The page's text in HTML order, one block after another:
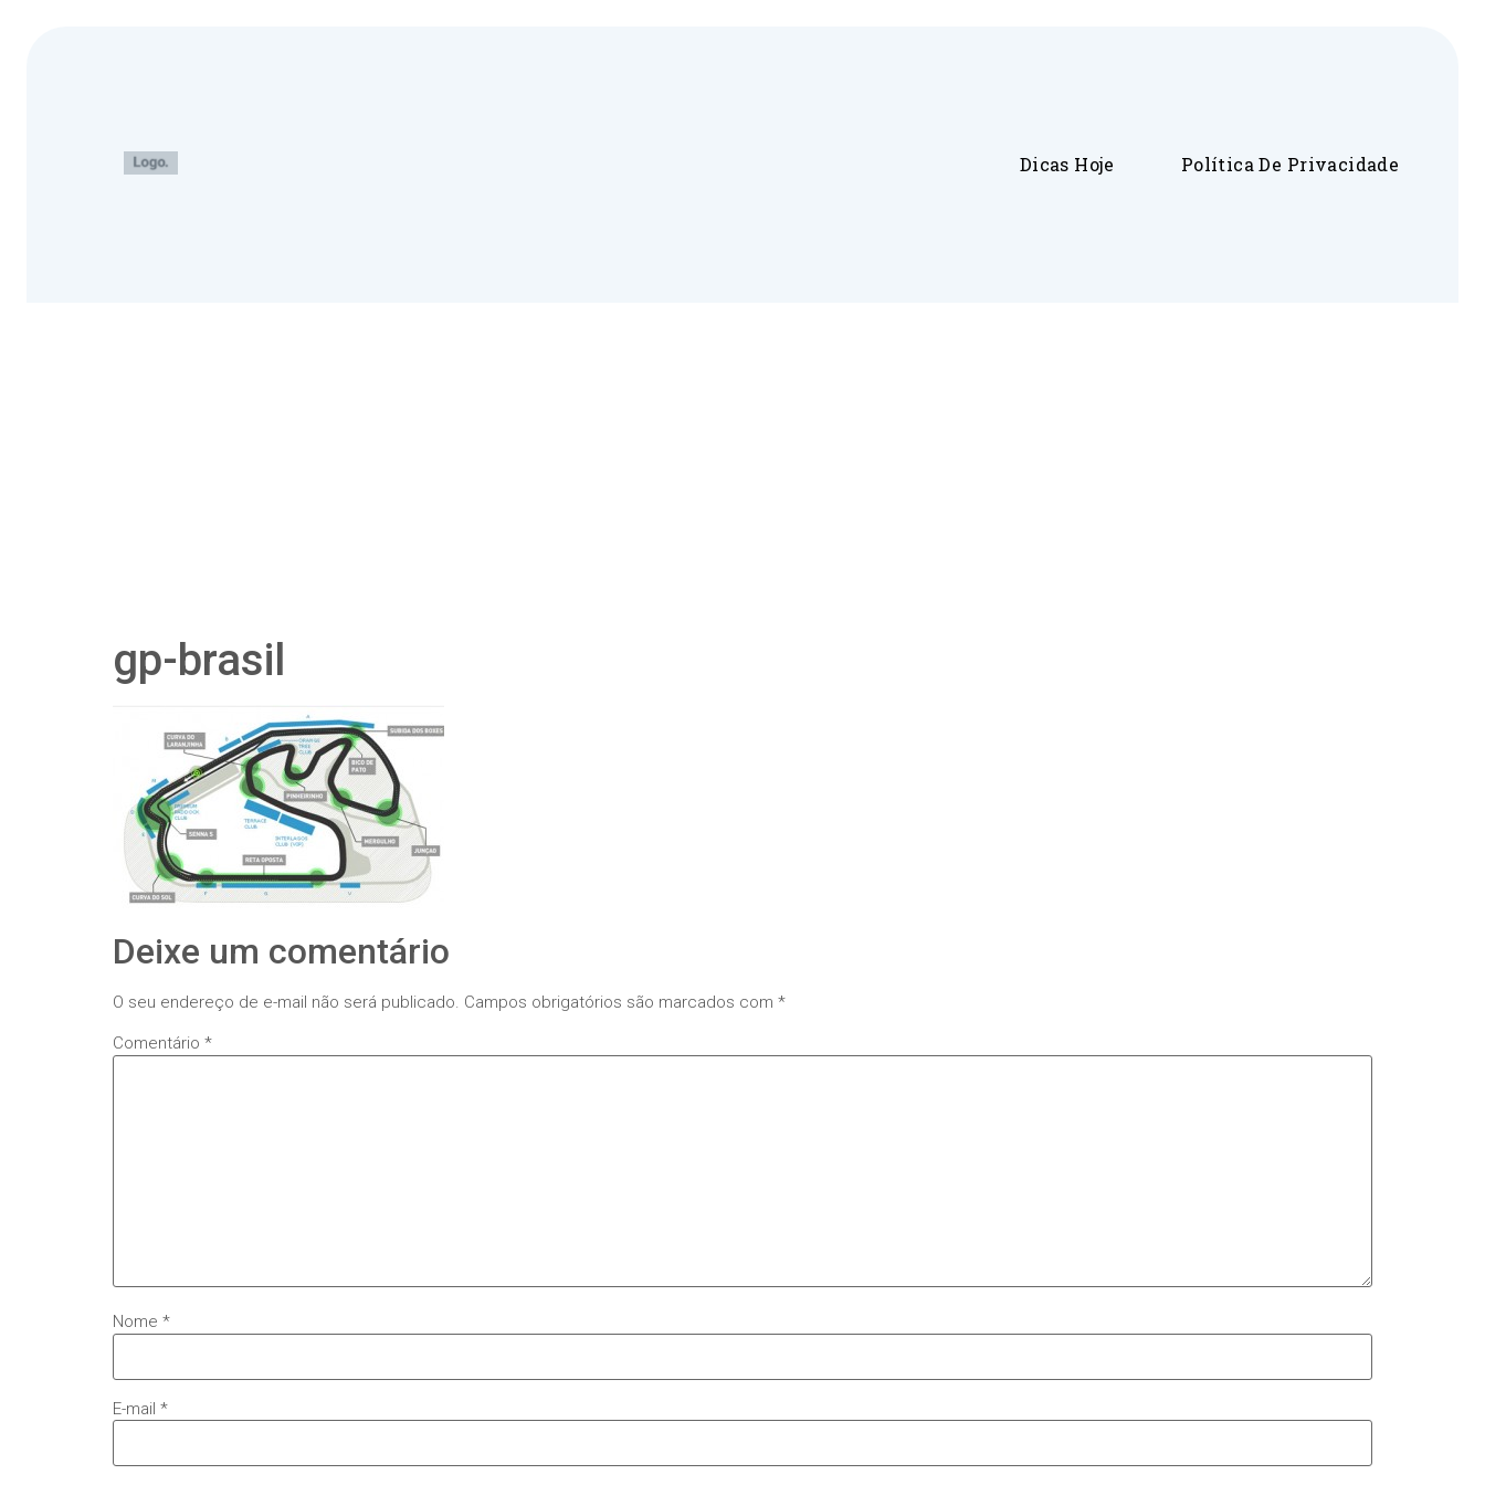
Dicas Hoje Política De Privacidade
gp-brasil
Deixe um comentário
O seu endereço de e-mail não será publicado. Campos obrigatórios são marcados com *
Comentário *
Nome *
E-mail *